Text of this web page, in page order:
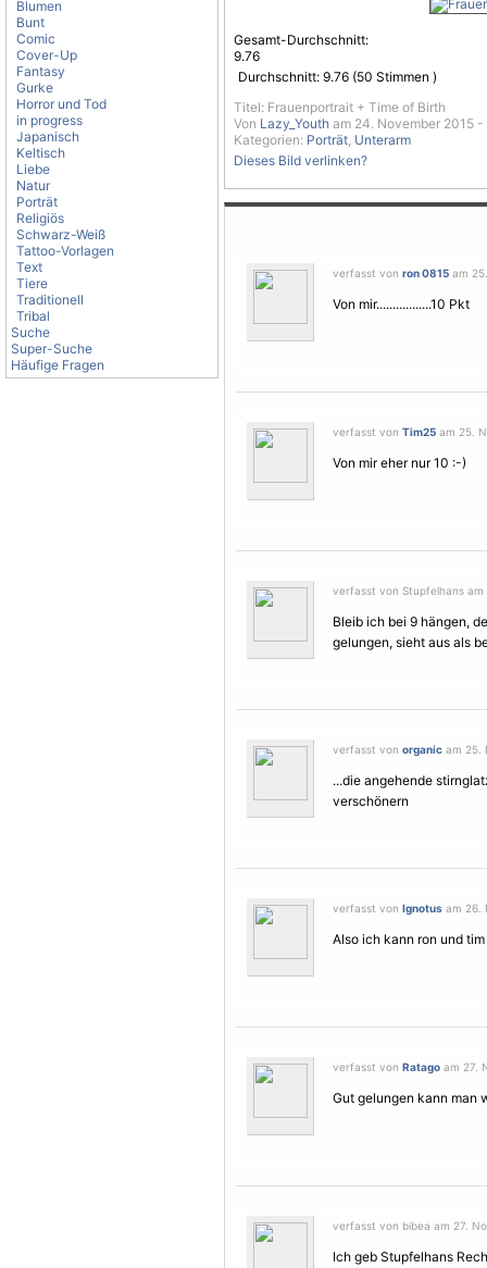
Blumen
Bunt
Comic
Cover-Up
Fantasy
Gurke
Horror und Tod
in progress
Japanisch
Keltisch
Liebe
Natur
Porträt
Religiös
Schwarz-Weiß
Tattoo-Vorlagen
Text
Tiere
Traditionell
Tribal
Suche
Super-Suche
Häufige Fragen
Gesamt-Durchschnitt:
9.76
Durchschnitt: 9.76 (50 Stimmen )
Titel: Frauenportrait + Time of Birth
Von Lazy_Youth am 24. November 2015 -
Kategorien: Porträt, Unterarm
Dieses Bild verlinken?
verfasst von ron 0815 am
Von mir.................10 Pkt
verfasst von Tim25 am 25.
Von mir eher nur 10 :-)
verfasst von Stupfelhans
Bleib ich bei 9 hängen,
gelungen, sieht aus als
verfasst von organic am 25.
...die angehende
verschönern
verfasst von Ignotus am 26.
Also ich kann ron und
verfasst von Ratago am 27.
Gut gelungen kann man
verfasst von bibea am 27.
Ich geb Stupfelhans